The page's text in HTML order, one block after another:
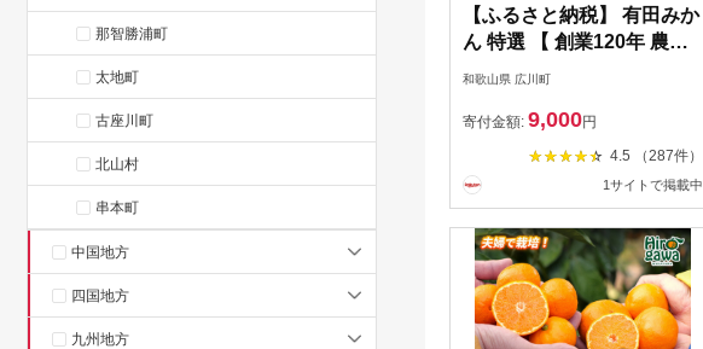
那智勝浦町
太地町
古座川町
北山村
串本町
中国地方
四国地方
九州地方
【ふるさと納税】 有田みか
ん 特選 【 創業120年 農家
直送 】 / 温州みかん 有田
橘 3kg 5kg 10kg 9000円
※2026年11月中旬～2027
年1月下旬に順次発送
//mandarin
和歌山県 広川町
寄付金額: 9,000円
4.5 （287件）
1サイトで掲載中